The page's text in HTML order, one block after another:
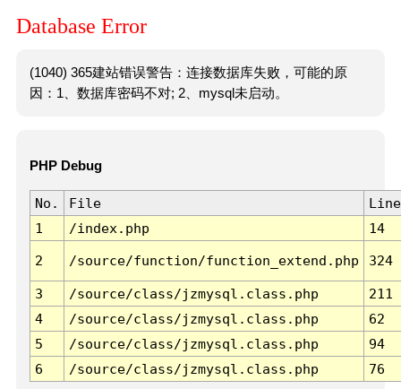
Database Error
(1040) 365建站错误警告：连接数据库失败，可能的原
因：1、数据库密码不对; 2、mysql未启动。
PHP Debug
No. File
Line
1
/index.php 14
2 /source/function/function_extend.php 324
3 /source/class/jzmysql.class.php
211
4
/source/class/jzmysql.class.php
62
5
/source/class/jzmysql.class.php
94
6
/source/class/jzmysql.class.php 76